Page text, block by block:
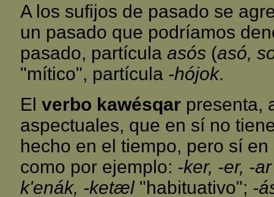
A los sufijos de pasado se
un pasado que podríamos
pasado, partícula asós(asó,
"mítico", partícula -hójok.
El verbo kawésqarpresenta,
aspectuales, que en sí no
hecho en el tiempo, pero sí
como por ejemplo: -ker, -er, -ar
k'enák, -ketæl"habituativo"; -